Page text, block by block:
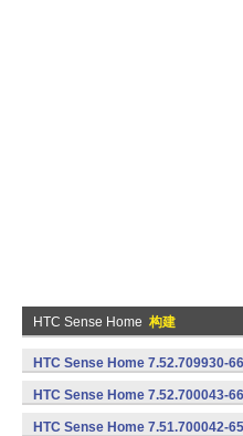
HTC Sense Home 构建
HTC Sense Home 7.52.709930-
HTC Sense Home 7.52.700043-
HTC Sense Home 7.51.700042-